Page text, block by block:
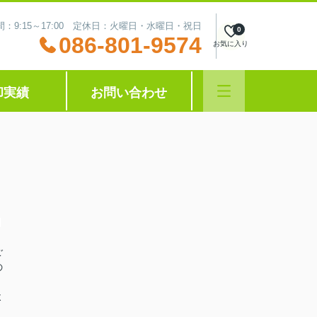
：9:15～17:00 定休日：火曜日・水曜日・祝日
086-801-9574 お気に入り
0
実績 お問い合わせ